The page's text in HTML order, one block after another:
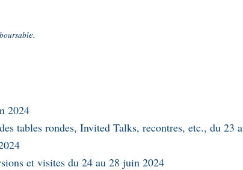
e.
2024
tables rondes, Invited Talks, recontres, etc., du 23
et visites du 24 au 28 juin 2024